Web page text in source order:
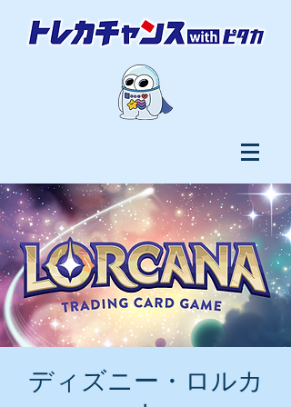
ディズニー・ロルカ